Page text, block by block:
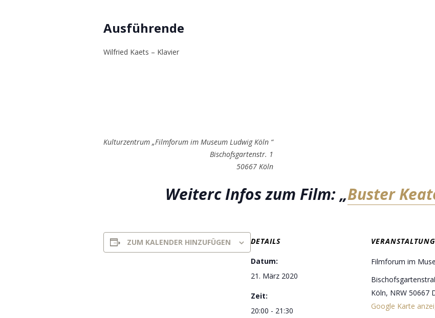
Ausführende
Wilfried Kaets – Klavier
Kulturzentrum „Filmforum im Museum Ludwig Köln “
Bischofsgartenstr. 1
50667 Köln
Weiterc Infos zum Film: „Buster
ZUM KALENDER HINZUFÜGEN DETAILS
Datum:
21. März 2020
Zeit:
20:00 - 21:30
Filmforum im
Köln, NRW 50667
Google Karte